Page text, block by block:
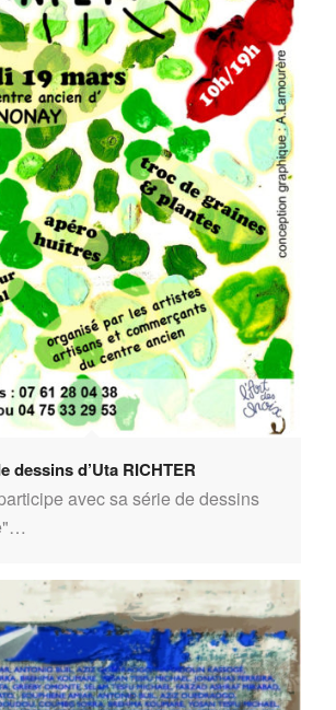
dessins d’Uta RICHTER
avec sa série de dessins